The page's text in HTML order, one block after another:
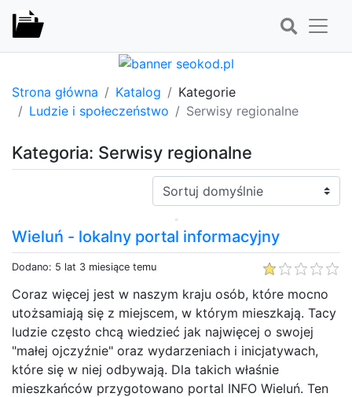
Strona główna Katalog
Kategorie
Ludzie i społeczeństwo
Serwisy regionalne
Kategoria: Serwisy regionalne
Sortuj:
Wieluń - lokalny portal informacyjny
Dodano: 5 lat 3 miesiące temu
Coraz więcej jest w naszym kraju osób, które mocno
utożsamiają się z miejscem, w którym mieszkają. Tacy
ludzie często chcą wiedzieć jak najwięcej o swojej
"małej ojczyźnie" oraz wydarzeniach i inicjatywach,
które się w niej odbywają. Dla takich właśnie
mieszkańców przygotowano portal INFO Wieluń. Ten